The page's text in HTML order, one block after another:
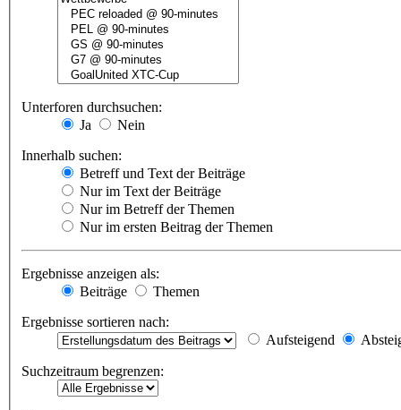
Unterforen durchsuchen:
Ja
Nein
Innerhalb suchen:
Betreff und Text der Beiträge
Nur im Text der Beiträge
Nur im Betreff der Themen
Nur im ersten Beitrag der Themen
Ergebnisse anzeigen als:
Beiträge
Themen
Ergebnisse sortieren nach:
Aufsteigend
Suchzeitraum begrenzen: